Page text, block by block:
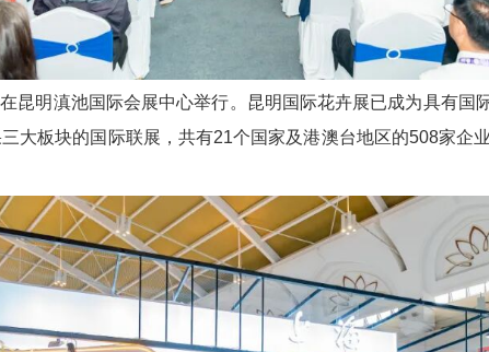
昆明滇池国际会展中心举行。昆明国际花卉展已成为具有国
大板块的国际联展，共有21个国家及港澳台地区的508家企